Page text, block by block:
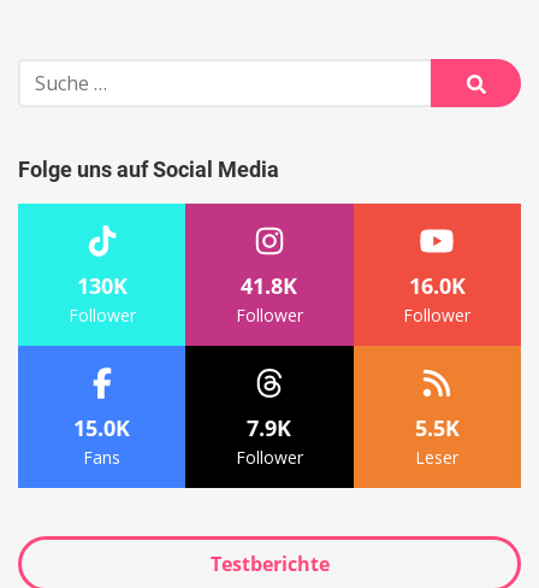
Suche
nach:
Suche
Folge uns auf Social Media
130K
Follower
41.8K
Follower
16.0K
Follower
15.0K
Fans
7.9K
Follower
5.5K
Leser
Testberichte